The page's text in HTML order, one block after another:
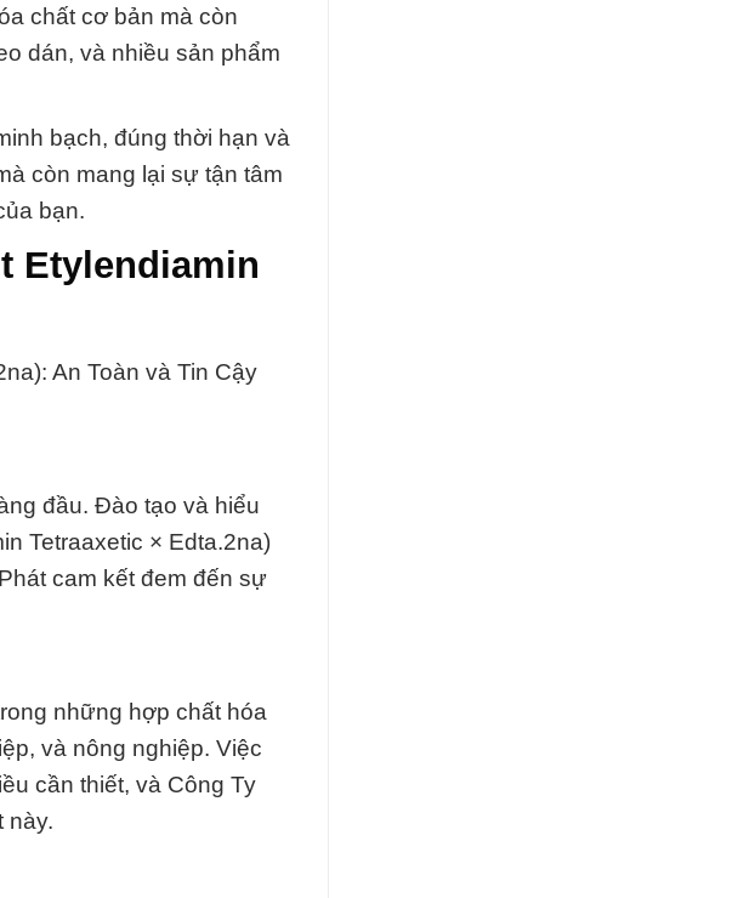
chất cơ bản mà còn
dán, và nhiều sản phẩm
bạch, đúng thời hạn và
còn mang lại sự tận tâm
bạn.
Etylendiamin
An Toàn và Tin Cậy
đầu. Đào tạo và hiểu
Tetraaxetic × Edta.2na)
cam kết đem đến sự
những hợp chất hóa
và nông nghiệp. Việc
cần thiết, và Công Ty
này.